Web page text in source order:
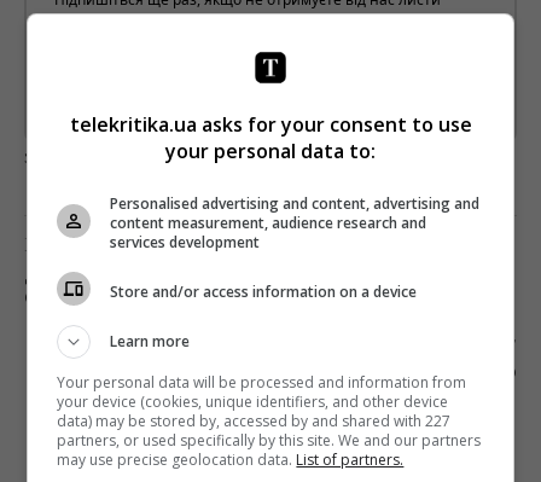
загрузка...
Предыдущий пост
ДИРЕКТОРОМ ПО МАРКЕТИНГУ MEGOGO
СТАЛА ВАЛЕРИЯ ТОЛОЧИНА
Следующий пост
ОПУБЛИКОВАНЫ ПЕРВЫЕ КАДРЫ ВТОРОГО
СЕЗОНА СЕРИАЛА «ПЕРВЫЕ ЛАСТОЧКИ»
telekritika.ua asks for your consent to use
your personal data to:
Personalised advertising and content, advertising and
content measurement, audience research and
services development
Store and/or access information on a device
Learn more
Your personal data will be processed and information from
your device (cookies, unique identifiers, and other device
data) may be stored by, accessed by and shared with 227
partners, or used specifically by this site. We and our partners
may use precise geolocation data. List of partners.